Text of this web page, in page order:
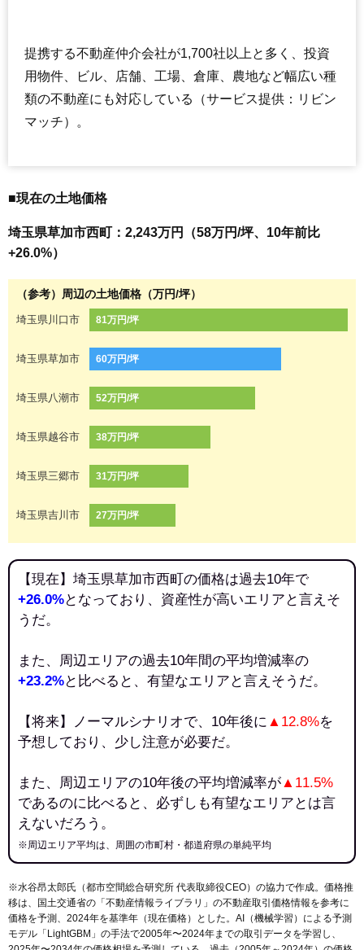
提携する不動産仲介会社が1,700社以上と多く、投資
用物件、ビル、店舗、工場、倉庫、農地など幅広い種
類の不動産にも対応している（サービス提供：リビン
マッチ）。
■現在の土地価格
埼玉県草加市西町：2,243万円（58万円/坪、10年前比
+26.0%）
（参考）周辺の土地価格（万円/坪）
埼玉県川口市 81万円/坪
埼玉県草加市 60万円/坪
埼玉県八潮市 52万円/坪
埼玉県越谷市 38万円/坪
埼玉県三郷市 31万円/坪
埼玉県吉川市 27万円/坪
【現在】埼玉県草加市西町の価格は過去10年で
+26.0%となっており、資産性が高いエリアと言えそ
うだ。
また、周辺エリアの過去10年間の平均増減率の
+23.2%と比べると、有望なエリアと言えそうだ。
【将来】ノーマルシナリオで、10年後に ▲12.8%を
予想しており、少し注意が必要だ。
また、周辺エリアの10年後の平均増減率が▲11.5%
であるのに比べると、必ずしも有望なエリアとは言
えないだろう。
※周辺エリア平均は、周囲の市町村・都道府県の単純平均
※水谷昂太郎氏（都市空間総合研究所 代表取締役CEO）の協力で作成。価格推
移は、国土交通省の「 不動産情報ライブラリ 」の不動産取引価格情報を参考に
価格を予測、2024年を基準年（現在価格）とした。AI（機械学習）による予測
モデル「LightGBM」の手法で2005年〜2024年までの取引データを学習し、